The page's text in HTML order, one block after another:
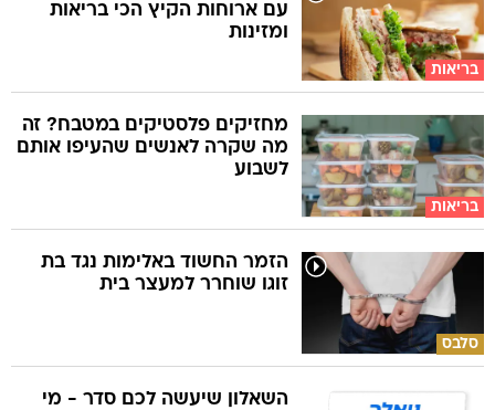
בריאות
עם ארוחות הקיץ הכי בריאות
ומזינות
בריאות
מחזיקים פלסטיקים במטבח? זה
מה שקרה לאנשים שהעיפו אותם
לשבוע
סלבס
הזמר החשוד באלימות נגד בת
זוגו שוחרר למעצר בית
השאלון שיעשה לכם סדר - מי